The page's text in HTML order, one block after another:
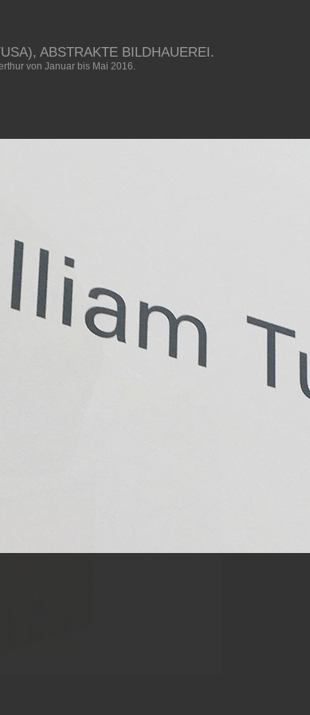
ABSTRAKTE BILDHAUEREI.
von Januar bis Mai 2016.